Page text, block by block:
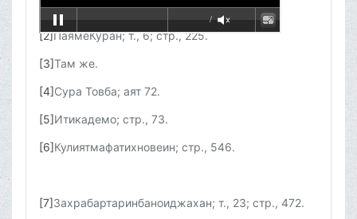
[1]Кулиятмафатихновеин; стр., 816.
[2]ПаямеКуран; т., 6; стр., 225.
[3]Там же.
[4]Сура Товба; аят 72.
[5]Итикадемо; стр., 73.
[6]Кулиятмафатихновеин; стр., 546.
[7]Захрабартаринбаноиджахан; т., 23; стр., 472.